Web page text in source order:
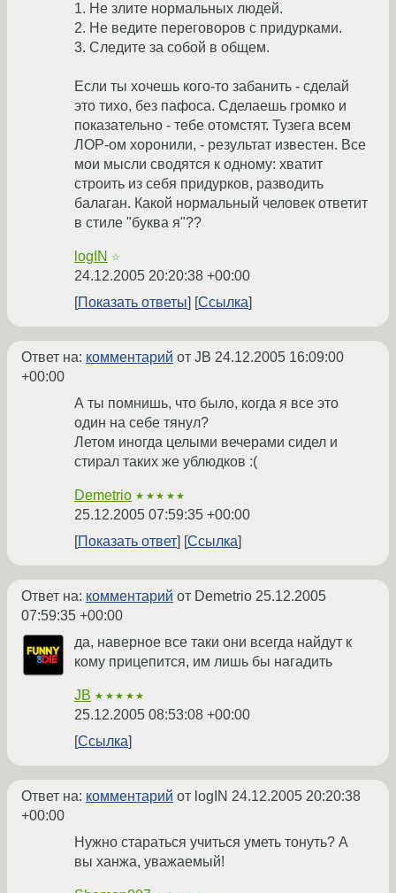
1. Не злите нормальных людей.
2. Не ведите переговоров с придурками.
3. Следите за собой в общем.
Если ты хочешь кого-то забанить - сделай
это тихо, без пафоса. Сделаешь громко и
показательно - тебе отомстят. Тузега всем
ЛОР-ом хоронили, - результат известен. Все
мои мысли сводятся к одному: хватит
строить из себя придурков, разводить
балаган. Какой нормальный человек ответит
в стиле "буква я"??
logIN ☆
24.12.2005 20:20:38 +00:00
Показать ответы
Ссылка
Ответ на: комментарий от JB 24.12.2005 16:09:00
+00:00
А ты помнишь, что было, когда я все это
один на себе тянул?
Летом иногда целыми вечерами сидел и
стирал таких же ублюдков :(
Demetrio ★★★★★
25.12.2005 07:59:35 +00:00
Показать ответ
Ссылка
Ответ на: комментарий от Demetrio 25.12.2005
07:59:35 +00:00
да, наверное все таки они всегда найдут к
кому прицепится, им лишь бы нагадить
JB ★★★★★
25.12.2005 08:53:08 +00:00
Ссылка
Ответ на: комментарий от logIN 24.12.2005 20:20:38
+00:00
Нужно стараться учиться уметь тонуть? А
вы ханжа, уважаемый!